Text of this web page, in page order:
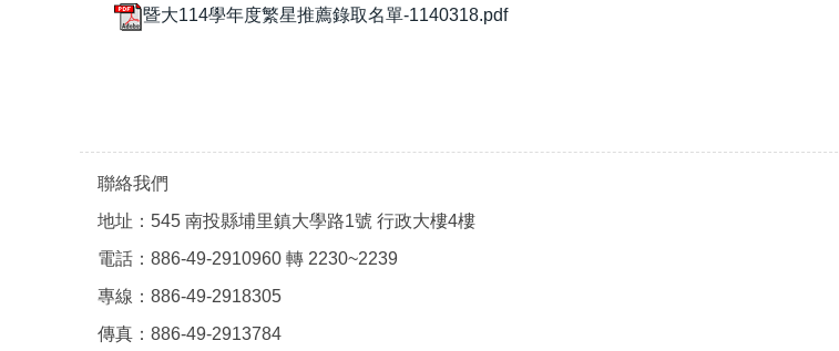
暨大114學年度繁星推薦錄取名單-1140318.pdf
聯絡我們
地址：545 南投縣埔里鎮大學路1號 行政大樓4樓
電話：886-49-2910960 轉 2230~2239
專線：886-49-2918305
傳真：886-49-2913784